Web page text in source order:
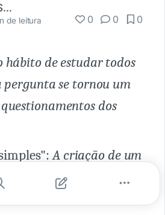
Fernanda Santos
de leitura 0 0 0
hábito de estudar todos
pergunta se tornou um
dos
A criação de um
seja, criar uma nova